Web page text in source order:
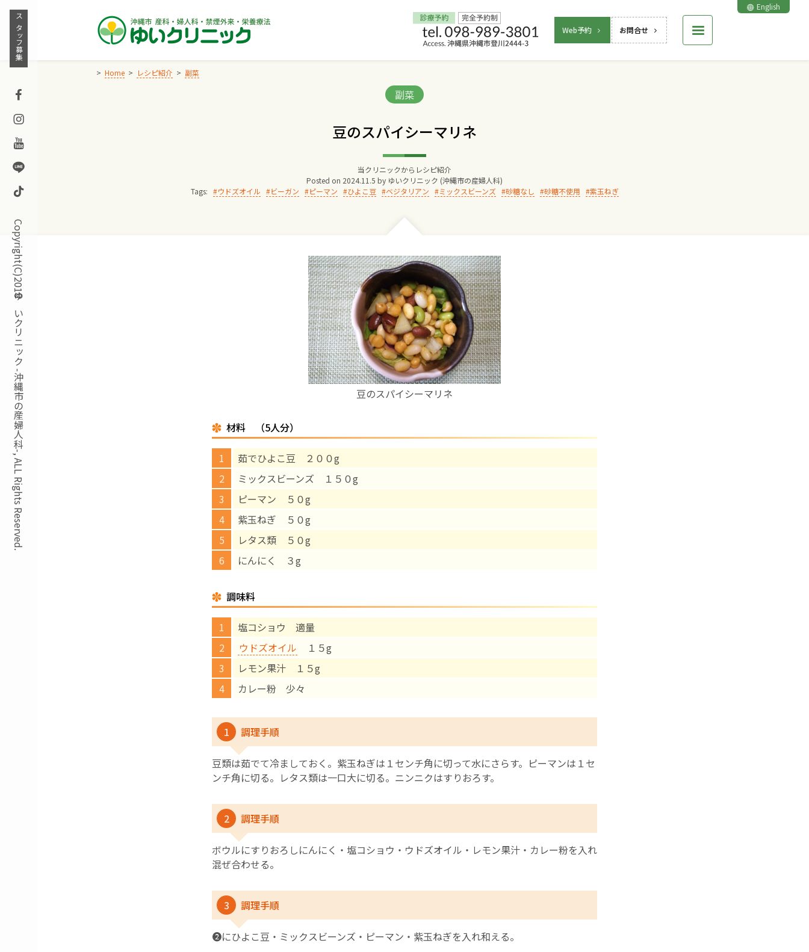
Skip
content
Web予約 お問合せ
English
スタッフ募集
Facebook
Instagram
Youtube
Line
TikTok
Copyright(C)2018ゆいクリニック -沖縄市の産婦人科-, ALL Rights Reserved.
Home レシピ紹介 副菜
Categories:
副菜
豆のスパイシーマリネ
当クリニックからレシピ紹介
Posted on 2024.11.5 by ゆいクリニック (沖縄市の産婦人科)
Tags:
ウドズオイル ビーガン ピーマン ひよこ豆 ベジタリアン ミックスビーンズ 砂糖なし 砂糖不使用 紫玉ねぎ
豆のスパイシーマリネ
材料 （5人分）
茹でひよこ豆 ２００g
ミックスビーンズ １５０g
ピーマン ５０g
紫玉ねぎ ５０g
レタス類 ５０g
にんにく ３g
調味料
塩コショウ 適量
ウドズオイル １５g
レモン果汁 １５g
カレー粉 少々
1 調理手順
豆類は茹でて冷ましておく。紫玉ねぎは１センチ角に切って水にさらす。ピーマンは１セ
ンチ角に切る。レタス類は一口大に切る。ニンニクはすりおろす。
2 調理手順
ボウルにすりおろしにんにく・塩コショウ・ウドズオイル・レモン果汁・カレー粉を入れ
混ぜ合わせる。
3 調理手順
❷にひよこ豆・ミックスビーンズ・ピーマン・紫玉ねぎを入れ和える。
Home
院長からのごあいさつ
ゆいクリニックの経営理念
診療料金
妊婦健診
お産について
親と子の結びつき支援
母乳育児
予防接種
‘さんルーム’ でさまざまな講座・クラス
遠方にお住まいで当院での出産を希望される方へ
医師プロフィール